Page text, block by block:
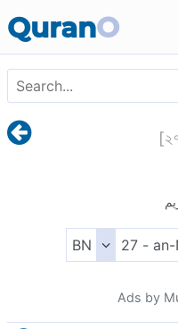
QuranO
[
Ads by